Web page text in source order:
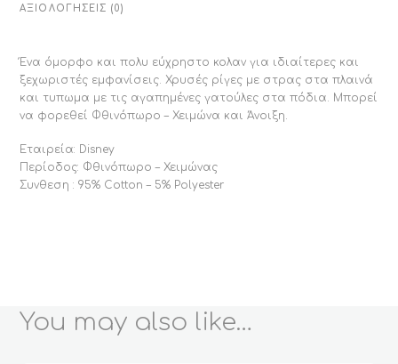
ΑΞΙΟΛΟΓΉΣΕΙΣ (0)
Ένα όμορφο και πολυ εύχρηστο κολαν για ιδιαίτερες και
ξεχωριστές εμφανίσεις. Χρυσές ρίγες με στρας στα πλαινά
και τυπωμα με τις αγαπημένες γατούλες στα πόδια. Μπορεί
να φορεθεί Φθινόπωρο – Χειμώνα και Άνοιξη.
Εταιρεία: Disney
Περίοδος: Φθινόπωρο – Χειμώνας
Συνθεση : 95% Cotton – 5% Polyester
You may also like…